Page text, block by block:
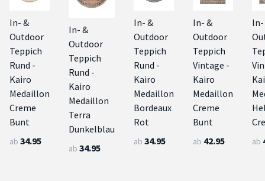
In- &
Outdoor
Teppich
Rund -
Kairo
Medaillon
Creme
Bunt
ab 34.95
In- &
Outdoor
Teppich
Rund -
Kairo
Medaillon
Terra
Dunkelblau
ab 34.95
In- &
Outdoor
Teppich
Rund -
Kairo
Medaillon
Bordeaux
Rot
ab 34.95
In- &
Outdoor
Teppich
Vintage -
Kairo
Medaillon
Creme
Bunt
ab 42.95 ab